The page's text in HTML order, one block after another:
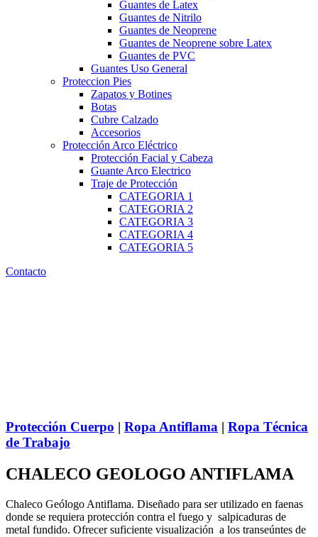
Guantes de Latex
Guantes de Nitrilo
Guantes de Neoprene
Guantes de Neoprene sobre Latex
Guantes de PVC
Guantes Uso General
Proteccion Pies
Zapatos y Botines
Botas
Cubre Calzado
Accesorios
Protección Arco Eléctrico
Protección Facial y Cabeza
Guante Arco Electrico
Traje de Protección
CATEGORIA 1
CATEGORIA 2
CATEGORIA 3
CATEGORIA 4
CATEGORIA 5
Contacto
Protección Cuerpo | Ropa Antiflama | Ropa Técnica
de Trabajo
CHALECO GEOLOGO ANTIFLAMA
Chaleco Geólogo Antiflama. Diseñado para ser utilizado en faenas
donde se requiera protección contra el fuego y salpicaduras de
metal fundido. Ofrecer suficiente visualización a los transeúntes de